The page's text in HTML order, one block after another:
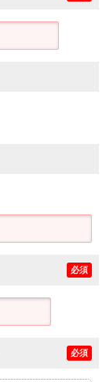
必須
必須